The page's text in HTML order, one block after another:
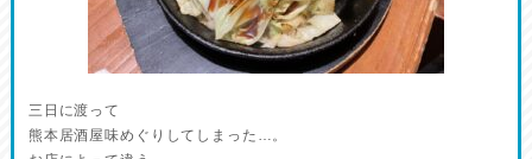
三日に渡って
熊本居酒屋味めぐりしてしまった…。